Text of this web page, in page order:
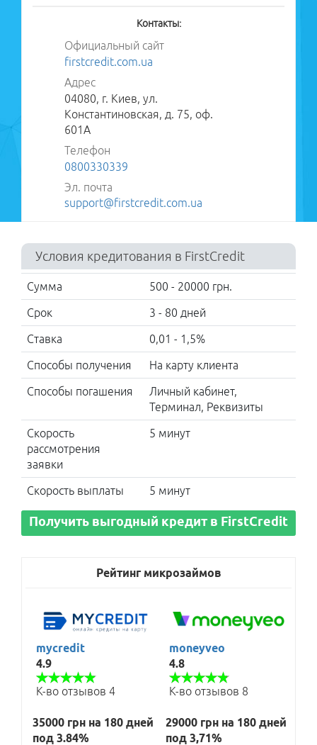
Без
процентов
Без справки
о доходах
зарплаты
Микрозайм
МФО
Moneyveo
Miloan
Ccloan
CreditPlus
Швидко
Гроші
E-groshi
Credit 7
Контакты:
Официальный сайт
firstcredit.com.ua
Адрес
04080, г. Киев, ул.
Константиновская, д. 75, оф.
601А
Телефон
0800330339
Эл. почта
support@firstcredit.com.ua
Условия кредитования в FirstCredit
Сумма 500 - 20000 грн.
Срок 3 - 80 дней
Ставка 0,01 - 1,5%
Способы получения На карту клиента
Способы погашения
Личный кабинет,
Терминал, Реквизиты
Скорость
рассмотрения
заявки
5 минут
Скорость выплаты 5 минут
Получить выгодный кредит в FirstCredit
Рейтинг микрозаймов
mycredit
4.9
К-во отзывов 4
35000 грн на 180 дней
под 3.84%
moneyveo
4.8
К-во отзывов 8
29000 грн на 180 дней
под 3,71%